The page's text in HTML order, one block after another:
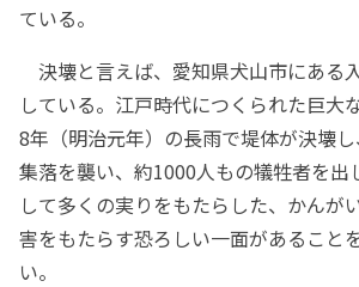
ている。
決壊と言えば、愛知県犬山市にある
している。江戸時代につくられた巨大
8年（明治元年）の長雨で堤体が決壊
集落を襲い、約1000人もの犠牲者を出
して多くの実りをもたらした、かんが
害をもたらす恐ろしい一面があること
い。